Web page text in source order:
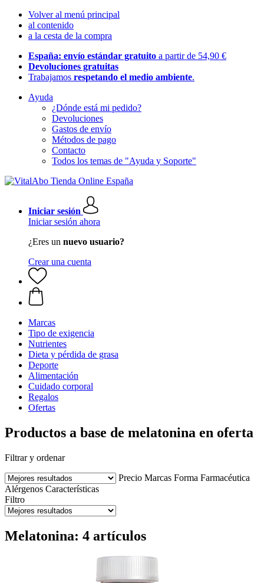
Volver al menú principal
al contenido
a la cesta de la compra
España: envío estándar gratuito a partir de 54,90 €
Devoluciones gratuitas
Trabajamos respetando el medio ambiente.
Ayuda
¿Dónde está mi pedido?
Devoluciones
Gastos de envío
Métodos de pago
Contacto
Todos los temas de "Ayuda y Soporte"
Iniciar sesión
Iniciar sesión ahora
¿Eres un nuevo usuario?
Crear una cuenta
Marcas
Tipo de exigencia
Nutrientes
Dieta y pérdida de grasa
Deporte
Alimentación
Cuidado corporal
Regalos
Ofertas
Productos a base de melatonina en oferta
Filtrar y ordenar
Precio Marcas Forma Farmacéutica
Alérgenos Características
Filtro
Melatonina: 4 artículos